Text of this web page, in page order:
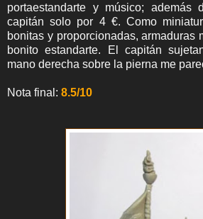
portaestandarte y músico; además
capitán solo por 4 €. Como
bonitas y proporcionadas, armaduras
bonito estandarte. El capitán
mano derecha sobre la pierna me
Nota final: 8.5/10